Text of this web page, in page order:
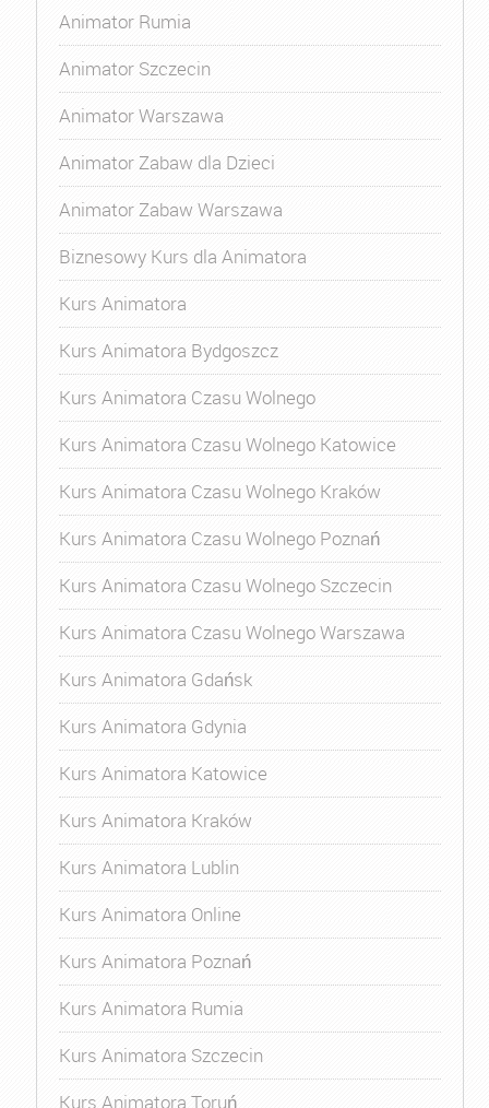
Animator Rumia
Animator Szczecin
Animator Warszawa
Animator Zabaw dla Dzieci
Animator Zabaw Warszawa
Biznesowy Kurs dla Animatora
Kurs Animatora
Kurs Animatora Bydgoszcz
Kurs Animatora Czasu Wolnego
Kurs Animatora Czasu Wolnego Katowice
Kurs Animatora Czasu Wolnego Kraków
Kurs Animatora Czasu Wolnego Poznań
Kurs Animatora Czasu Wolnego Szczecin
Kurs Animatora Czasu Wolnego Warszawa
Kurs Animatora Gdańsk
Kurs Animatora Gdynia
Kurs Animatora Katowice
Kurs Animatora Kraków
Kurs Animatora Lublin
Kurs Animatora Online
Kurs Animatora Poznań
Kurs Animatora Rumia
Kurs Animatora Szczecin
Kurs Animatora Toruń